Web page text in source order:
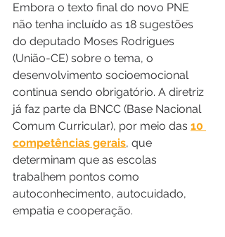
Embora o texto final do novo PNE
não tenha incluído as 18 sugestões
do deputado Moses Rodrigues
(União-CE) sobre o tema, o
desenvolvimento socioemocional
continua sendo obrigatório. A diretriz
já faz parte da BNCC (Base Nacional
Comum Curricular), por meio das 10
competências gerais, que
determinam que as escolas
trabalhem pontos como
autoconhecimento, autocuidado,
empatia e cooperação.